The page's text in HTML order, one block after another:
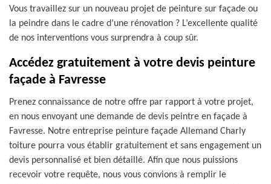
Vous travaillez sur un nouveau projet de peinture sur façade ou
la peindre dans le cadre d’une rénovation ? L’excellente qualité
de nos interventions vous surprendra à coup sûr.
Accédez gratuitement à votre devis peinture
façade à Favresse
Prenez connaissance de notre offre par rapport à votre projet,
en nous envoyant une demande de devis peintre en façade à
Favresse. Notre entreprise peinture façade Allemand Charly
toiture pourra vous établir gratuitement et sans engagement un
devis personnalisé et bien détaillé. Afin que nous puissions
recevoir votre requête, nous vous convions à remplir le